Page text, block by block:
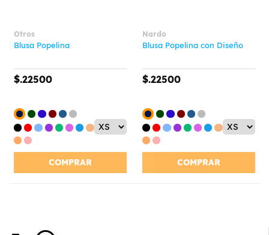
Otros
Blusa Popelina
$.22500
COMPRAR
Nardo
Blusa Popelina con Diseño
$.22500
COMPRAR